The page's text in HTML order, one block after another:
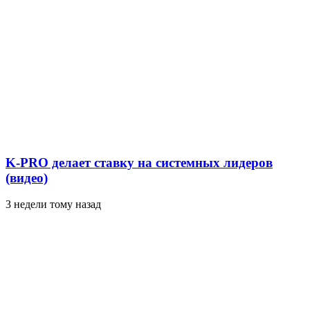
K-PRO делает ставку на системных лидеров
(видео)
3 недели тому назад